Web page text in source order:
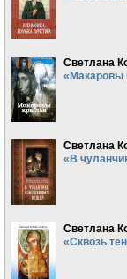
Светлана
«Макаровы
Светлана
«В
Светлана
«Сквозь